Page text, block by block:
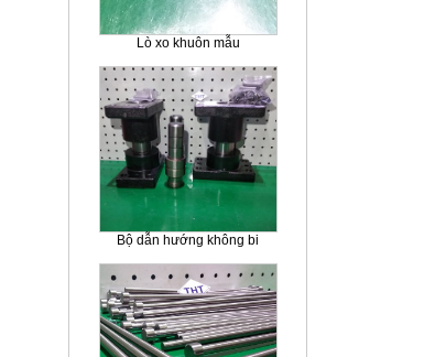
Lò xo khuôn mẫu
Bộ dẫn hướng không bi